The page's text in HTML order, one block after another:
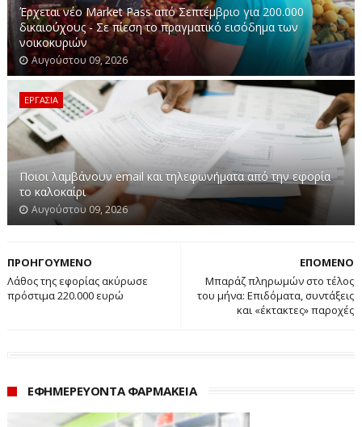
Έρχεται νέο Market Pass από Σεπτέμβριο για 200.000
δικαιούχους - Σε πίεση το πραγματικό εισόδημα των
νοικοκυριών
Αυγούστου 09, 2026
ΕΡΓΑΣΙΑ
Ποιοι λαμβάνουν email και τηλεφωνήματα από την εφορία
το καλοκαίρι
Αυγούστου 09, 2026
ΕΠΟΜΕΝΟ
Μπαράζ πληρωμών στο τέλος
του μήνα: Επιδόματα, συντάξεις
και «έκτακτες» παροχές
ΠΡΟΗΓΟΥΜΕΝΟ
Λάθος της εφορίας ακύρωσε
πρόστιμα 220.000 ευρώ
ΕΦΗΜΕΡΕΥΟΝΤΑ ΦΑΡΜΑΚΕΙΑ